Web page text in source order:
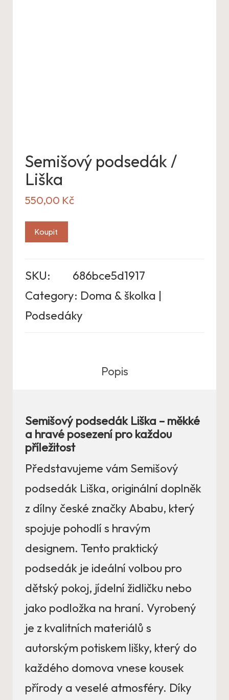
Semišový podsedák /
Liška
550,00 Kč
Koupit
SKU:
686bce5d1917
Category: Doma & školka |
Podsedáky
Popis
Semišový podsedák Liška – měkké
a hravé posezení pro každou
příležitost
Představujeme vám Semišový
podsedák Liška, originální doplněk
z dílny české značky Ababu, který
spojuje pohodlí s hravým
designem. Tento praktický
podsedák je ideální volbou pro
dětský pokoj, jídelní židličku nebo
jako podložka na hraní. Vyrobený
je z kvalitních materiálů s
autorským potiskem lišky, který do
každého domova vnese kousek
přírody a veselé atmosféry. Díky